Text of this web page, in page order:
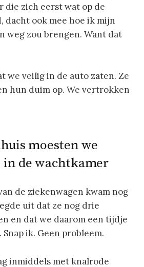
die zich eerst wat op de
dacht ook mee hoe ik mijn
weg zou brengen. Want dat
we veilig in de auto zaten. Ze
hun duim op. We vertrokken
moesten we
in de wachtkamer
de ziekenwagen kwam nog
uit dat ze nog drie
en dat we daarom een tijdje
ik. Geen probleem.
inmiddels met knalrode